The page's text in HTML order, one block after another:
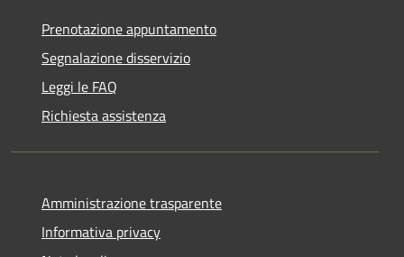
Prenotazione appuntamento
Segnalazione disservizio
Leggi le FAQ
Richiesta assistenza
Amministrazione trasparente
Informativa privacy